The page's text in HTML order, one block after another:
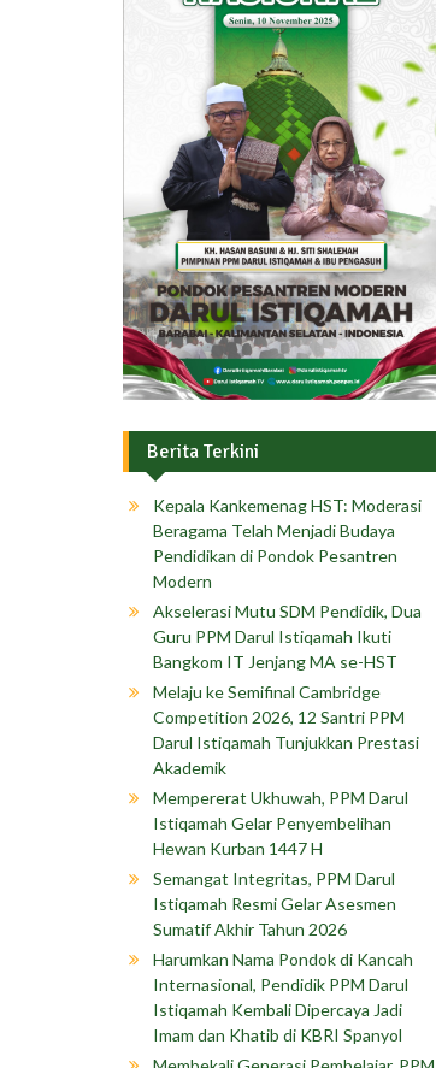
Berita Terkini
Kepala Kankemenag HST: Moderasi
Beragama Telah Menjadi Budaya
Pendidikan di Pondok Pesantren
Modern
Akselerasi Mutu SDM Pendidik, Dua
Guru PPM Darul Istiqamah Ikuti
Bangkom IT Jenjang MA se-HST
Melaju ke Semifinal Cambridge
Competition 2026, 12 Santri PPM
Darul Istiqamah Tunjukkan Prestasi
Akademik
Mempererat Ukhuwah, PPM Darul
Istiqamah Gelar Penyembelihan
Hewan Kurban 1447 H
Semangat Integritas, PPM Darul
Istiqamah Resmi Gelar Asesmen
Sumatif Akhir Tahun 2026
Harumkan Nama Pondok di Kancah
Internasional, Pendidik PPM Darul
Istiqamah Kembali Dipercaya Jadi
Imam dan Khatib di KBRI Spanyol